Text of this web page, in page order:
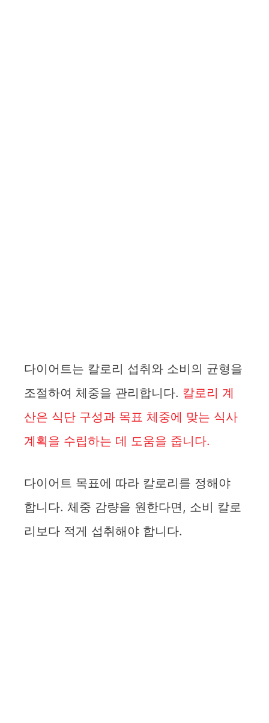
다이어트는 칼로리 섭취와 소비의 균형을
조절하여 체중을 관리합니다. 칼로리 계
산은 식단 구성과 목표 체중에 맞는 식사
계획을 수립하는 데 도움을 줍니다.
다이어트 목표에 따라 칼로리를 정해야
합니다. 체중 감량을 원한다면, 소비 칼로
리보다 적게 섭취해야 합니다.